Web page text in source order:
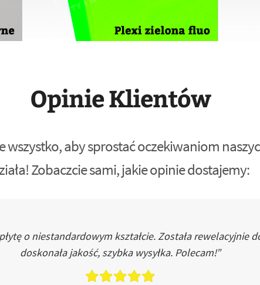
Opinie Klientów
wszystko, aby sprostać oczekiwaniom
Zobaczcie sami, jakie opinie dostajemy:
o niestandardowym kształcie. Została rewelacyjnie
doskonała jakość, szybka wysyłka. Polecam!”